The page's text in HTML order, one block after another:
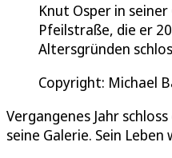
Knut Osper in
Pfeilstraße, die er
Altersgründen
Copyright: Michael
Vergangenes Jahr
seine Galerie. Sein